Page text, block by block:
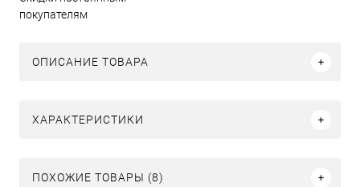
покупателям
ОПИСАНИЕ ТОВАРА
ХАРАКТЕРИСТИКИ
ПОХОЖИЕ ТОВАРЫ (8)